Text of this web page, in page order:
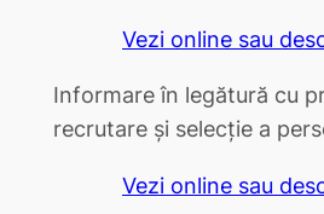
Vezi online sau
Informare în legătură cu
recrutare și selecție a
Vezi online sau